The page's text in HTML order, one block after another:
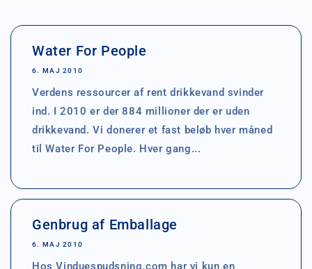
Water For People
6. MAJ 2010
Verdens ressourcer af rent drikkevand svinder
ind. I 2010 er der 884 millioner der er uden
drikkevand. Vi donerer et fast beløb hver måned
til Water For People. Hver gang...
Genbrug af Emballage
6. MAJ 2010
Hos Vinduespudsning.com har vi kun en